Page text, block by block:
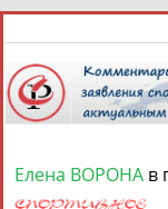
Елена ВОРОНА в